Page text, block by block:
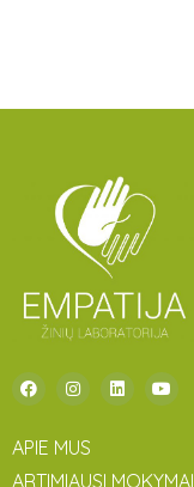
APIE MUS
ARTIMIAUSI MOKYMAI